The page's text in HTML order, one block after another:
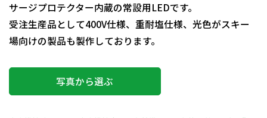
サージプロテクター内蔵の常設用LEDです。
受注生産品として400V仕様、重耐塩仕様、光色がスキー
場向けの製品も製作しております。
写真から選ぶ